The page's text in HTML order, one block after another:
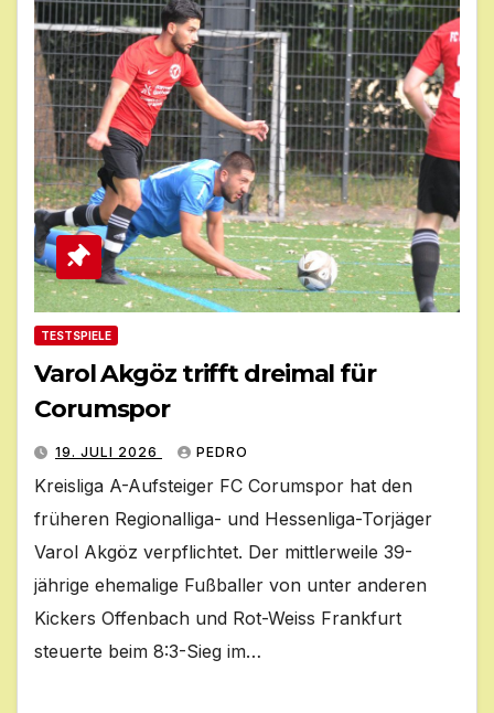
TESTSPIELE
Varol Akgöz trifft dreimal für
Corumspor
19. JULI 2026 PEDRO
Kreisliga A-Aufsteiger FC Corumspor hat den
früheren Regionalliga- und Hessenliga-Torjäger
Varol Akgöz verpflichtet. Der mittlerweile 39-
jährige ehemalige Fußballer von unter anderen
Kickers Offenbach und Rot-Weiss Frankfurt
steuerte beim 8:3-Sieg im…